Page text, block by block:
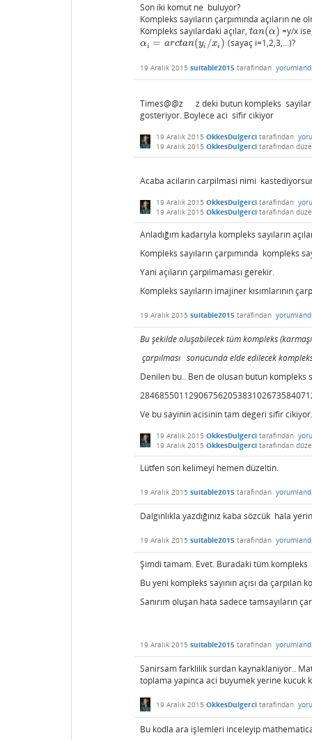
Son iki komut ne buluyor?
Kompleks sayıların çarpımında açıların
Kompleks sayılardaki açılar, tan(α)
tan(α) =y/x ise,
αi = arctan(yi /xi )
αi= ar tan(yi/xi) (sayaç i=1,2,3,...)?
19 Aralık 2015 suitable2015 tarafından yorumlandı
Times@@z z deki butun kompleks
gosteriyor. Boylece aci sifir cikiyor
19 Aralık 2015 OkkesDulgerci tarafından
19 Aralık 2015 OkkesDulgerci tarafından
Acaba acilarin carpilmasi nimi
19 Aralık 2015 OkkesDulgerci tarafından
19 Aralık 2015 OkkesDulgerci tarafından
Anladığım kadarıyla kompleks sayıların
Kompleks sayıların çarpımında kompleks
Yani açıların çarpılmaması gerekir.
Kompleks sayıların imajiner kısımlarının
19 Aralık 2015 suitable2015 tarafından yorumlandı
Bu şekilde oluşabilecek tüm kompleks
çarpılması sonucunda elde edilecek kompleks
Denilen bu.. Ben de olusan butun
Ve bu sayinin acisinin tam degeri sifir
19 Aralık 2015 OkkesDulgerci tarafından
19 Aralık 2015 OkkesDulgerci tarafından
Lütfen son kelimeyi hemen düzeltin.
19 Aralık 2015 suitable2015 tarafından yorumlandı
Dalgınlıkla yazdığınız kaba sözcük hala
19 Aralık 2015 suitable2015 tarafından yorumlandı
Şimdi tamam. Evet. Buradaki tüm kompleks
Bu yeni kompleks sayının açısı da çarpılan
Sanırım oluşan hata sadece tamsayıların
19 Aralık 2015 suitable2015 tarafından yorumlandı
Sanirsam farklilik surdan kaynaklaniyor..
toplama yapinca aci buyumek yerine kucuk
19 Aralık 2015 OkkesDulgerci tarafından
Bu kodla ara işlemleri inceleyip